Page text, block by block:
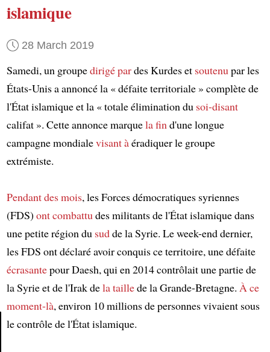
islamique
28 March 2019
Samedi, un groupedirigé pardes Kurdes et soutenupar les
États-Unis a annoncé la « défaite territoriale » complète de
l'État islamique et la « totale élimination du soi-disant
califat ». Cette annonce marquela find'une longue
campagne mondialevisant àéradiquer le groupe
extrémiste.
Pendant des mois, les Forces démocratiques syriennes
(FDS) ont combattudes militants de l'État islamique dans
une petite région du sudde la Syrie. Le week-end dernier,
les FDS ont déclaré avoir conquis ce territoire, une défaite
écrasantepour Daesh, qui en 2014 contrôlait une partie de
la Syrie et de l'Irak dela taillede la Grande-Bretagne. À ce
moment-là, environ 10 millions de personnes vivaient sous
le contrôle de l'État islamique.